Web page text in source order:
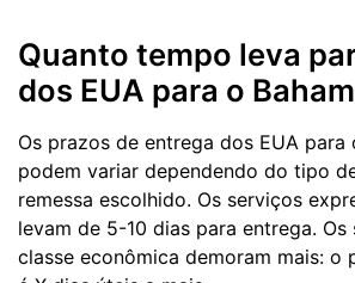
Quanto tempo leva
dos EUA para o
Os prazos de entrega dos EUA para
podem variar dependendo do tipo
remessa escolhido. Os serviços
levam de 5-10 dias para entrega. Os
classe econômica demoram mais: o